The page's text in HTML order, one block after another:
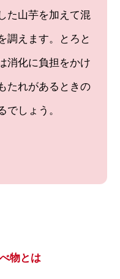
た山芋を加えて混
調えます。とろと
消化に負担をかけ
たれがあるときの
でしょう。
物とは